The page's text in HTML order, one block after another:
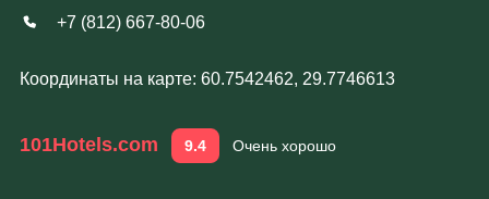
+7 (812) 667-80-06
Координаты на карте: 60.7542462, 29.7746613
101Hotels.com 9.4 Очень хорошо